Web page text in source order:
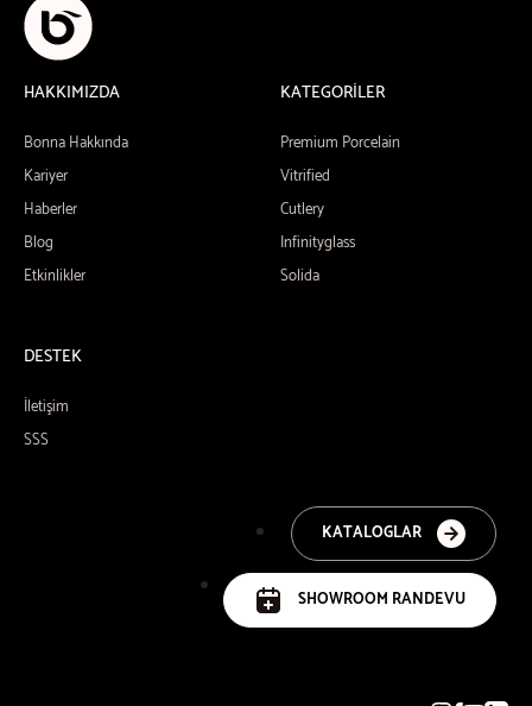
HAKKIMIZDA
Bonna Hakkında
Kariyer
Haberler
Blog
Etkinlikler
KATEGORİLER
Premium Porcelain
Vitrified
Cutlery
Infinityglass
Solida
DESTEK
İletişim
SSS
KATALOGLAR
SHOWROOM RANDEVU